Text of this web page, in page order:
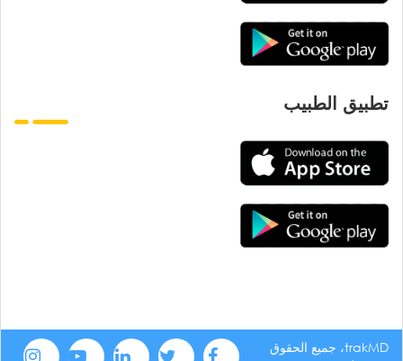
تطبيق الطبيب
trakMD، جميع الحقوق